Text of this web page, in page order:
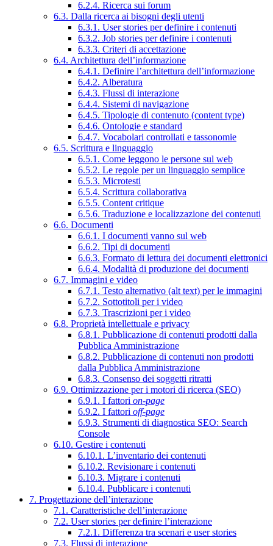
6.2.4. Ricerca sui forum
6.3. Dalla ricerca ai bisogni degli utenti
6.3.1. User stories per definire i contenuti
6.3.2. Job stories per definire i contenuti
6.3.3. Criteri di accettazione
6.4. Architettura dell’informazione
6.4.1. Definire l’architettura dell’informazione
6.4.2. Alberatura
6.4.3. Flussi di interazione
6.4.4. Sistemi di navigazione
6.4.5. Tipologie di contenuto (content type)
6.4.6. Ontologie e standard
6.4.7. Vocabolari controllati e tassonomie
6.5. Scrittura e linguaggio
6.5.1. Come leggono le persone sul web
6.5.2. Le regole per un linguaggio semplice
6.5.3. Microtesti
6.5.4. Scrittura collaborativa
6.5.5. Content critique
6.5.6. Traduzione e localizzazione dei contenuti
6.6. Documenti
6.6.1. I documenti vanno sul web
6.6.2. Tipi di documenti
6.6.3. Formato di lettura dei documenti elettronici
6.6.4. Modalità di produzione dei documenti
6.7. Immagini e video
6.7.1. Testo alternativo (alt text) per le immagini
6.7.2. Sottotitoli per i video
6.7.3. Trascrizioni per i video
6.8. Proprietà intellettuale e privacy
6.8.1. Pubblicazione di contenuti prodotti dalla
Pubblica Amministrazione
6.8.2. Pubblicazione di contenuti non prodotti
dalla Pubblica Amministrazione
6.8.3. Consenso dei soggetti ritratti
6.9. Ottimizzazione per i motori di ricerca (SEO)
6.9.1. I fattori on-page
6.9.2. I fattori off-page
6.9.3. Strumenti di diagnostica SEO: Search
Console
6.10. Gestire i contenuti
6.10.1. L’inventario dei contenuti
6.10.2. Revisionare i contenuti
6.10.3. Migrare i contenuti
6.10.4. Pubblicare i contenuti
7. Progettazione dell’interazione
7.1. Caratteristiche dell’interazione
7.2. User stories per definire l’interazione
7.2.1. Differenza tra scenari e user stories
7.3. Flussi di interazione